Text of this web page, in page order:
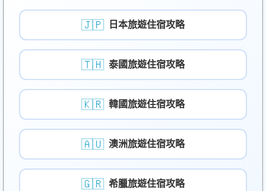
🇯🇵 日本旅遊住宿攻略
🇹🇭 泰國旅遊住宿攻略
🇰🇷 韓國旅遊住宿攻略
🇦🇺 澳洲旅遊住宿攻略
🇬🇷 希臘旅遊住宿攻略